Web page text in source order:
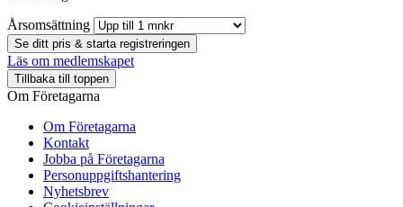
Årsomsättning
Se ditt pris & starta registreringen
Läs om medlemskapet
Tillbaka till toppen
Om Företagarna
Om Företagarna
Kontakt
Jobba på Företagarna
Personuppgiftshantering
Nyhetsbrev